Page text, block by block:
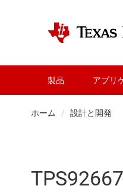
製品 アプリ
ホーム 設計と開発